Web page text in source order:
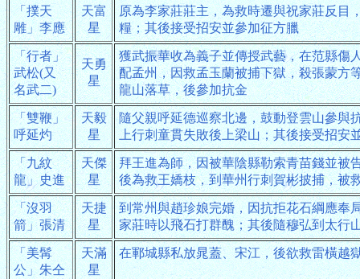
「撲天
雕」李應
天富
星
原為李家莊莊主，為救時遷與祝家莊反目
糧；其後接受招安並參加征方臘
「行者」
武松(又
名武二)
天勇
星
獲武振華收為義子並傳授武藝，在范縣傷
配孟州，因救孟玉蘭被捕下獄，殺張蒙方
龍山落草，後參加抗金
「雙鞭」
呼延灼
天毅
星
隨父親呼延德巡察北邊，鼓動登雲山參與
上行刺童貫失敗後上梁山；其後接受招安
「九紋
龍」史進
天傑
星
拜王進為師，因被華陰縣勒索青苗錢並被
後為救王嬌枝，到華州行刺賀彬披捕，被
「沒羽
箭」張清
天捷
星
到常州與趙珍娘完婚，因抗拒花石綱應奉
家莊時以飛石打群醜；其後隨穆弘到太行
「美髯
公」朱仝
天滿
星
在鄆城縣私放晁蓋、宋江，後欲救雷橫越